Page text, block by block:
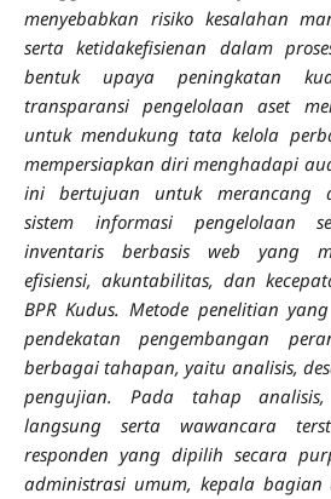
menyebabkan risiko kesalahan
serta ketidakefisienan dalam
bentuk upaya peningkatan
transparansi pengelolaan aset
untuk mendukung tata kelola
mempersiapkan diri menghadapi
ini bertujuan untuk merancang
sistem informasi pengelolaan
inventaris berbasis web yang
efisiensi, akuntabilitas, dan
BPR Kudus. Metode penelitian
pendekatan pengembangan
berbagai tahapan, yaitu analisis,
pengujian. Pada tahap
langsung serta wawancara
responden yang dipilih secara
administrasi umum, kepala